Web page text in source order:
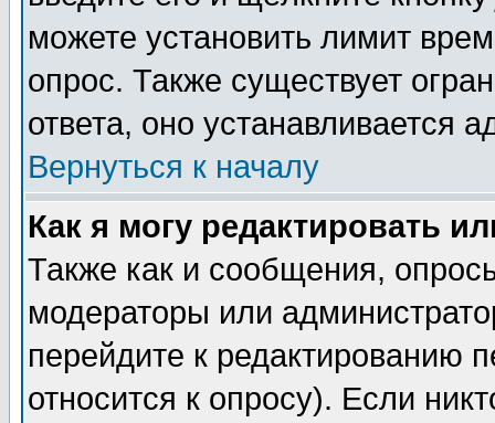
можете установить лимит
опрос. Также существует
ответа, оно устанавливается
Вернуться к началу
Как я могу редактировать
Также как и сообщения,
модераторы или
перейдите к редактированию
относится к опросу). Если